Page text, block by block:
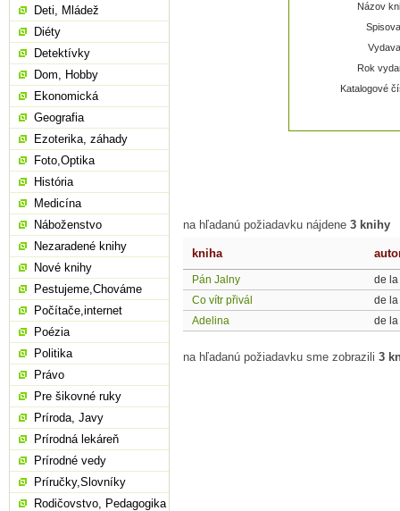
Názov
Rok
Katalogové
na hľadanú požiadavku nájdene 3 knihy
kniha
Pán Jalny
de
Co vítr přivál
de
Adelina
de
na hľadanú požiadavku sme zobrazili 3
Deti, Mládež
Diéty
Detektívky
Dom, Hobby
Ekonomická
Geografia
Ezoterika, záhady
Foto,Optika
História
Medicína
Náboženstvo
Nezaradené knihy
Nové knihy
Pestujeme,Chováme
Počítače,internet
Poézia
Politika
Právo
Pre šikovné ruky
Príroda, Javy
Prírodná lekáreň
Prírodné vedy
Príručky,Slovníky
Rodičovstvo, Pedagogika